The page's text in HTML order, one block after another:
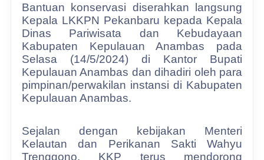
Bantuan konservasi diserahkan langsung
Kepala LKKPN Pekanbaru kepada Kepala
Dinas Pariwisata dan Kebudayaan
Kabupaten Kepulauan Anambas pada
Selasa (14/5/2024) di Kantor Bupati
Kepulauan Anambas dan dihadiri oleh para
pimpinan/perwakilan instansi di Kabupaten
Kepulauan Anambas.
Sejalan dengan kebijakan Menteri
Kelautan dan Perikanan Sakti Wahyu
Trenggono, KKP terus mendorong